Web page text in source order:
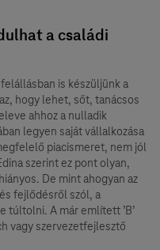
a családi
is készüljünk a
hogy lehet, sőt, tanácsos
ahhoz a nulladik
legyen saját vállalkozása
piacismeret, nem jól
szerint ez pont olyan,
De mint ahogyan az
fejlődésről szól, a
túltolni. A már említett ’B’
vagy szervezetfejlesztő